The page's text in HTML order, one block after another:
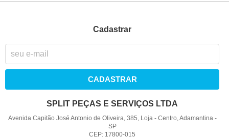
Cadastrar
CADASTRAR
SPLIT PEÇAS E SERVIÇOS LTDA
Avenida Capitão José Antonio de Oliveira, 385, Loja- Centro, Adamantina-
SP
CEP: 17800-015